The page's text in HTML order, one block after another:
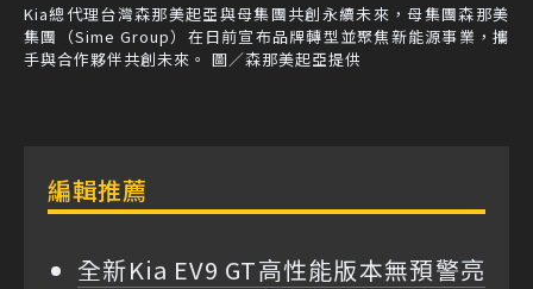
Kia總代理台灣森那美起亞與母集團共創永續未來，母集團森那美
集團（Sime Group）在日前宣布品牌轉型並聚焦新能源事業，攜
手與合作夥伴共創未來。 圖／森那美起亞提供
編輯推薦
全新Kia EV9 GT高性能版本無預警亮